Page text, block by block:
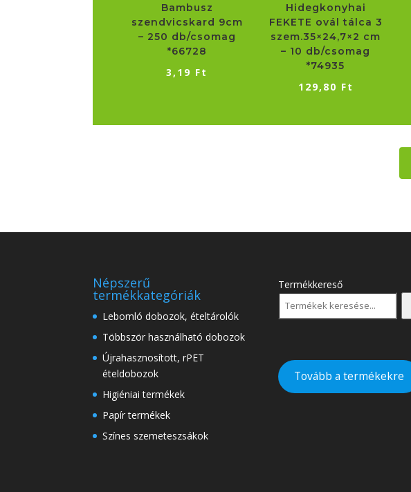
Bambusz
szendvicskard 9cm
– 250 db/csomag
*66728
3,19 Ft
Hidegkonyhai
FEKETE ovál tálca 3
szem.35×24,7×2 cm
– 10 db/csomag
*74935
129,80 Ft
Népszerű
termékkategóriák
Lebomló dobozok, ételtárolók
Többször használható dobozok
Újrahasznosított, rPET
ételdobozok
Higiéniai termékek
Papír termékek
Színes szemeteszsákok
Termékkereső
Tovább a termékekre